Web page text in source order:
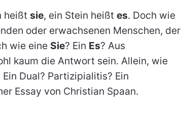
heißtsie, ein Stein heißtes. Doch wie
oder erwachsenen Menschen, der
wie eine Sie? Ein Es? Aus
kaum die Antwort sein. Allein, wie
Dual? Partizipialitis? Ein
Essay von Christian Spaan.